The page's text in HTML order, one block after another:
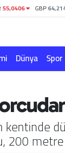
55,0406 GBP
Dünya Spor
kentinde
metre